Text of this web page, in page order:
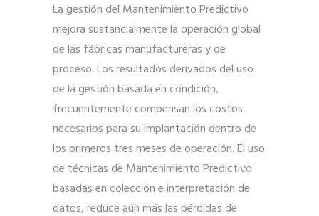
La gestión del Mantenimiento Predictivo
mejora sustancialmente la operación global
de las fábricas manufactureras y de
proceso. Los resultados derivados del uso
de la gestión basada en condición,
frecuentemente compensan los costos
necesarios para su implantación dentro de
los primeros tres meses de operación. El uso
de técnicas de Mantenimiento Predictivo
basadas en colección e interpretación de
datos, reduce aún más las pérdidas de